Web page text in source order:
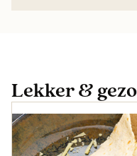
Lekker &